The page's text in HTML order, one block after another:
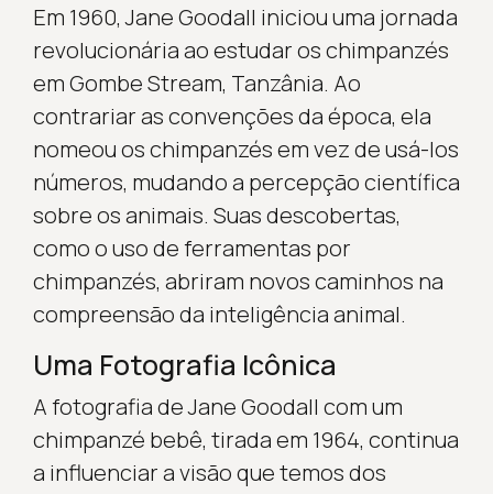
Em 1960, Jane Goodall iniciou uma jornada
revolucionária ao estudar os chimpanzés
em Gombe Stream, Tanzânia. Ao
contrariar as convenções da época, ela
nomeou os chimpanzés em vez de usá-los
números, mudando a percepção científica
sobre os animais. Suas descobertas,
como o uso de ferramentas por
chimpanzés, abriram novos caminhos na
compreensão da inteligência animal.
Uma Fotografia Icônica
A fotografia de Jane Goodall com um
chimpanzé bebê, tirada em 1964, continua
a influenciar a visão que temos dos